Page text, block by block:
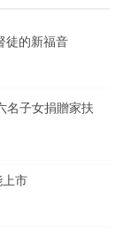
徒的新福音
名子女捐贈家扶
市